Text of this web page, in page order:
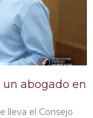
abogado en
lleva el Consejo